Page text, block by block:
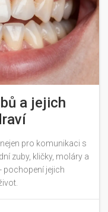
a jejich
pro komunikaci s
zuby, kličky, moláry a
pochopení jejich